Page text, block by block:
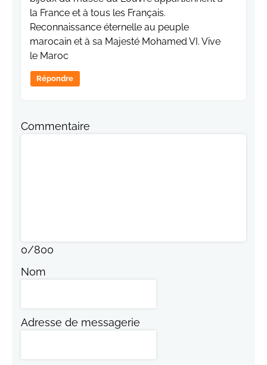
la France et à tous les Français.
Reconnaissance éternelle au peuple
marocain et à sa Majesté Mohamed VI. Vive
le Maroc
Répondre
Commentaire
0/800
Nom
Adresse de messagerie